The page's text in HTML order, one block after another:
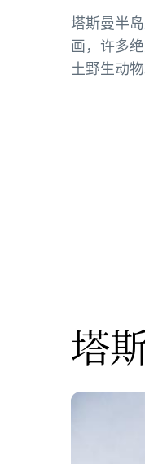
塔斯曼半
画，许多
土野生动物
塔